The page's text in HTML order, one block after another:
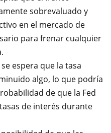
sobrevaluado y
en el mercado de
para frenar cualquier
espera que la tasa
algo, lo que podría
de que la Fed
de interés durante